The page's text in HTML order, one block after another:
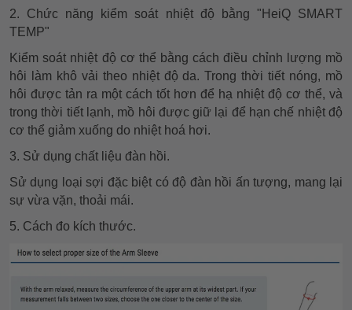
2. Chức năng kiểm soát nhiệt độ bằng "HeiQ SMART
TEMP"
Kiểm soát nhiệt độ cơ thể bằng cách điều chỉnh lượng mồ
hôi làm khô vải theo nhiệt độ da. Trong thời tiết nóng, mồ
hôi được tản ra một cách tốt hơn để hạ nhiệt độ cơ thể, và
trong thời tiết lạnh, mồ hôi được giữ lại để hạn chế nhiệt độ
cơ thể giảm xuống do nhiệt hoá hơi.
3. Sử dụng chất liệu đàn hồi.
Sử dụng loại sợi đặc biệt có độ đàn hồi ấn tượng, mang lại
sự vừa vặn, thoải mái.
5. Cách đo kích thước.